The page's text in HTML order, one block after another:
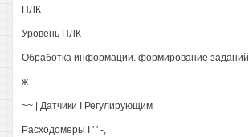
ПЛК
Уровень ПЛК
Обработка информации. формирование заданий
ж
~~ | Датчики I Регулирующим
Расходомеры I ' ' -,